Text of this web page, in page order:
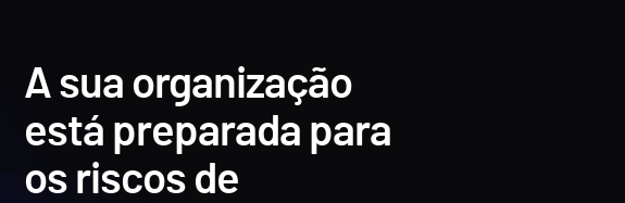
A sua organização
está preparada para
os riscos de